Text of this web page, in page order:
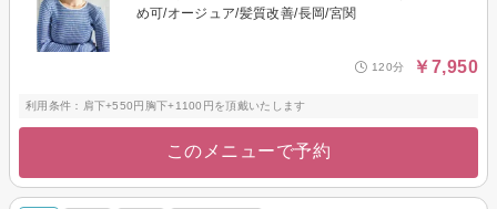
め可/オージュア/髪質改善/長岡/宮関
120分 ￥7,950
利用条件：肩下+550円胸下+1100円を頂戴いたします
このメニューで予約